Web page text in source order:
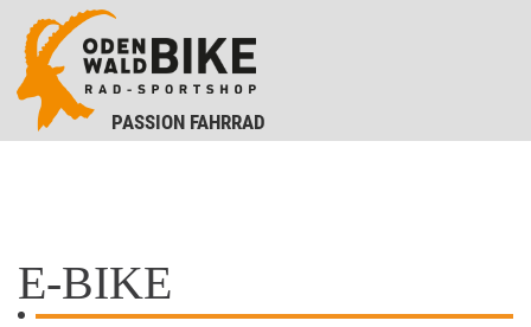
PASSION FAHRRAD
E-BIKE